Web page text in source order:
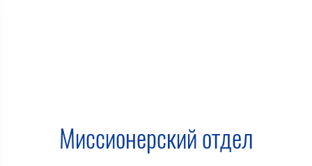
Миссионерский отдел